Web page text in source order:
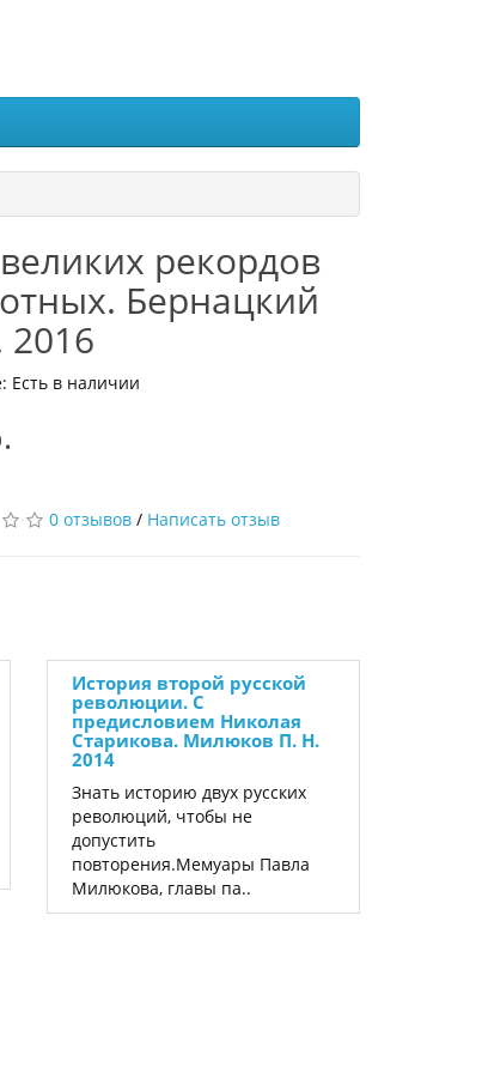
рекордов
Бернацкий
2016
Есть в наличии
0 отзывов / Написать отзыв
История второй русской
революции. С
предисловием Николая
Старикова. Милюков П. Н.
2014
Знать историю двух русских
революций, чтобы не
допустить
повторения.Мемуары Павла
Милюкова, главы па..